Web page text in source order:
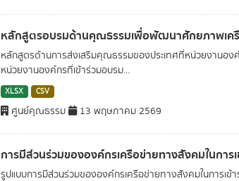
หลักสูตรอบรมด้านคุณธรรมเพื่อพัฒนาศักยภาพเค
หลักสูตรด้านการส่งเสริมคุณธรรมของประเทศที่หน่วยงานอ
หน่วยงานองค์กรที่เข้าร่วมอบรม...
XLSX CSV
ศูนย์คุณธรรม 13 พฤษภาคม 2569
การมีส่วนร่วมขององค์กรเครือข่ายทางสังคมในการ
รูปแบบการมีส่วนร่วมขององค์กรเครือข่ายทางสังคมในการเ